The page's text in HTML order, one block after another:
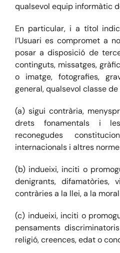
qualsevol equip informàtic
En particular, i a títol
l’Usuari es compromet a
posar a disposició de
continguts, missatges,
o imatge, fotografies,
general, qualsevol classe
(a) sigui contrària,
drets fonamentals i
reconegudes
internacionals i altres
(b) indueixi, inciti o
denigrants, difamatòries,
contràries a la llei, a la
(c) indueixi, inciti o
pensaments
religió, creences, edat o